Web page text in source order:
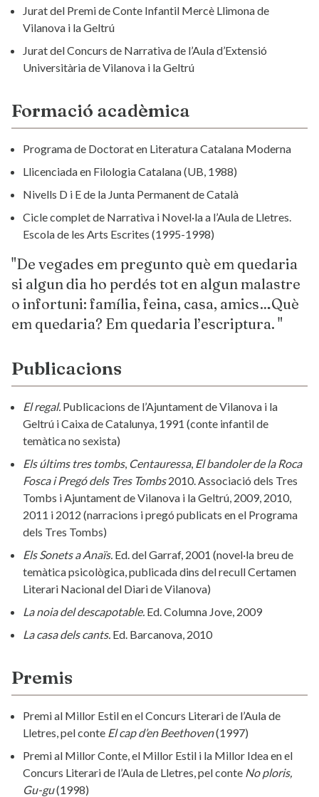
Jurat del Premi de Conte Infantil Mercè Llimona de
Vilanova i la Geltrú
Jurat del Concurs de Narrativa de l’Aula d’Extensió
Universitària de Vilanova i la Geltrú
Formació acadèmica
Programa de Doctorat en Literatura Catalana Moderna
Llicenciada en Filologia Catalana (UB, 1988)
Nivells D i E de la Junta Permanent de Català
Cicle complet de Narrativa i Novel·la a l’Aula de Lletres.
Escola de les Arts Escrites (1995-1998)
"De vegades em pregunto què em quedaria
si algun dia ho perdés tot en algun malastre
o infortuni: família, feina, casa, amics…Què
em quedaria? Em quedaria l’escriptura. "
Publicacions
El regal. Publicacions de l’Ajuntament de Vilanova i la
Geltrú i Caixa de Catalunya, 1991 (conte infantil de
temàtica no sexista)
Els últims tres tombs, Centauressa, El bandoler de la Roca
Fosca i Pregó dels Tres Tombs2010. Associació dels Tres
Tombs i Ajuntament de Vilanova i la Geltrú, 2009, 2010,
2011 i 2012 (narracions i pregó publicats en el Programa
dels Tres Tombs)
Els Sonets a Anaïs. Ed. del Garraf, 2001 (novel·la breu de
temàtica psicològica, publicada dins del recull Certamen
Literari Nacional del Diari de Vilanova)
La noia del descapotable. Ed. Columna Jove, 2009
La casa dels cants. Ed. Barcanova, 2010
Premis
Premi al Millor Estil en el Concurs Literari de l’Aula de
Lletres, pel conte El cap d’en Beethoven(1997)
Premi al Millor Conte, el Millor Estil i la Millor Idea en el
Concurs Literari de l’Aula de Lletres, pel conte No ploris,
Gu-gu(1998)